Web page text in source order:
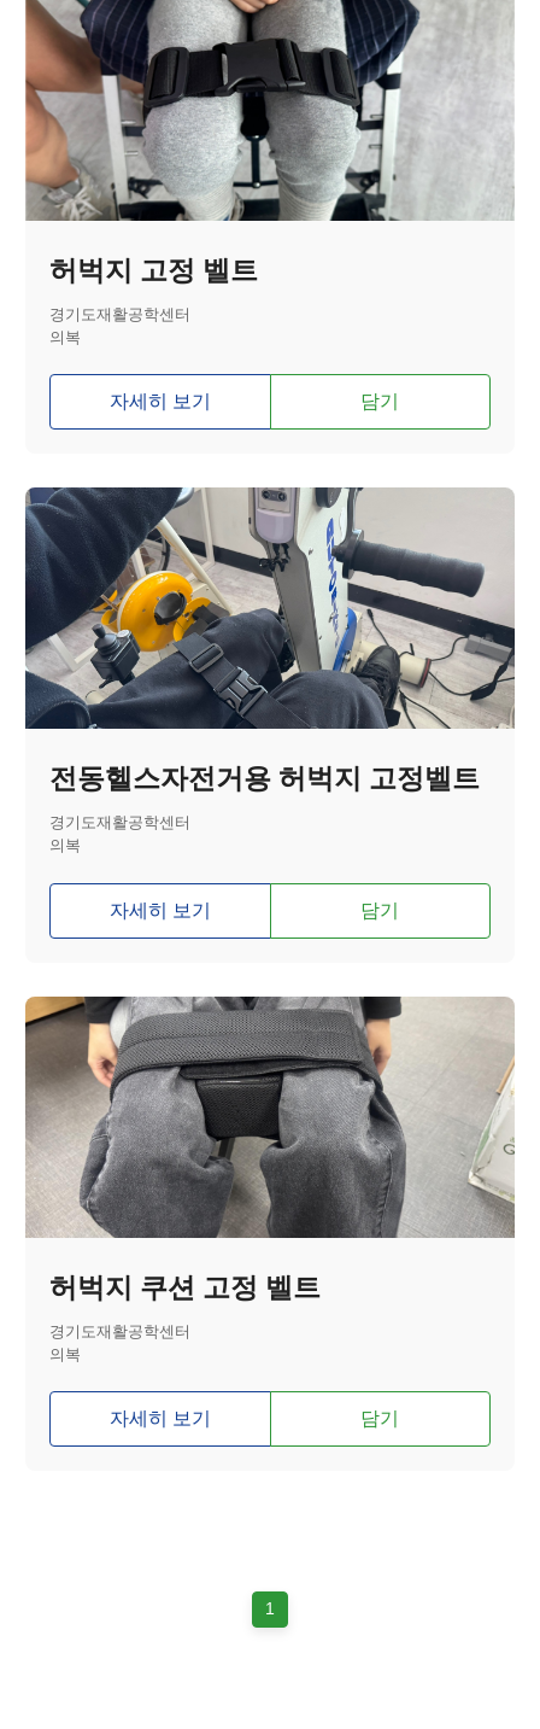
허벅지 고정 벨트
경기도재활공학센터
의복
자세히 보기 담기
전동헬스자전거용 허벅지 고정벨트
경기도재활공학센터
의복
자세히 보기 담기
허벅지 쿠션 고정 벨트
경기도재활공학센터
의복
자세히 보기 담기
1